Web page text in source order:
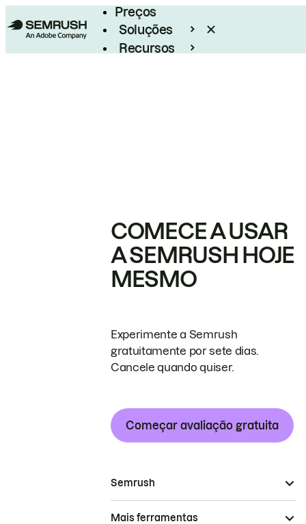
Preços
Soluções
Recursos
COMECE A USAR
A SEMRUSH HOJE
MESMO
Experimente a Semrush
gratuitamente por sete dias.
Cancele quando quiser.
Começar avaliação gratuita
Semrush
Mais ferramentas